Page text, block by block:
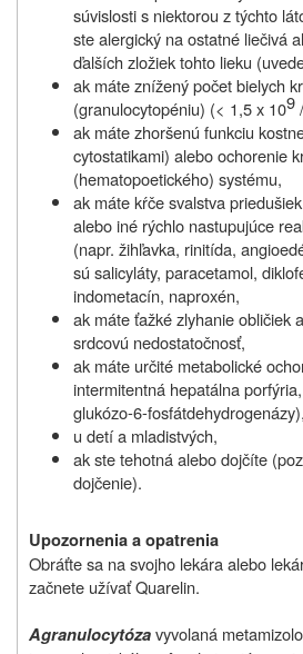
súvislosti s niektorou z týchto
ste alergický na ostatné liečivá
ďalších zložiek tohto lieku
ak máte znížený počet bielych
(granulocytopéniu) (< 1,5 x 109
ak máte zhoršenú funkciu
cytostatikami) alebo ochorenie
(hematopoetického) systému,
ak máte kŕče svalstva
alebo iné rýchlo nastupujúce
(napr. žihľavka, rinitída,
sú salicyláty, paracetamol,
indometacín, naproxén,
ak máte ťažké zlyhanie obličiek
srdcovú nedostatočnosť,
ak máte určité metabolické
intermitentná hepatálna
glukózo-6-fosfátdehydrogenázy),
u detí a mladistvých,
ak ste tehotná alebo dojčíte
dojčenie).
Upozornenia a opatrenia
Obráťte sa na svojho lekára alebo
začnete užívať Quarelin.
Agranulocytózavyvolaná